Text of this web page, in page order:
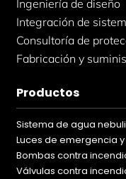
Ingeniería de diseño
Integración de
Consultoría de
Fabricación y
Productos
Sistema de agua
Luces de emergencia
Bombas contra
Válvulas contra